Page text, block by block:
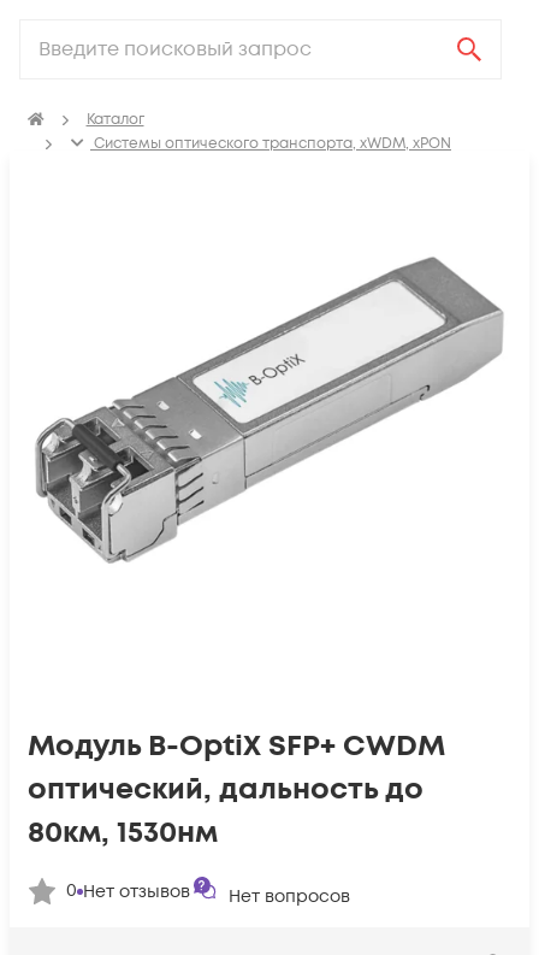
Каталог
Системы оптического транспорта, xWDM, xPON
Модуль B-OptiX SFP+ CWDM
оптический, дальность до
80км, 1530нм
0 Нет отзывов Нет вопросов